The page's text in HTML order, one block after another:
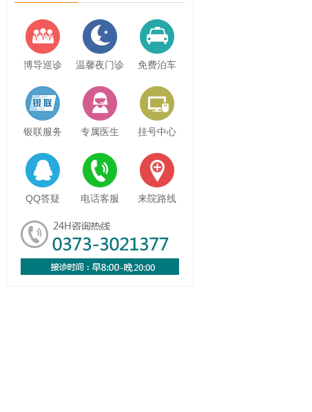
博导巡诊 温馨夜门诊 免费泊车
银联服务 专属医生 挂号中心
QQ答疑 电话客服 来院路线